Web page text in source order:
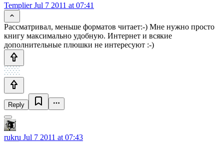
TemplierJul 7 2011 at 07:41
Рассматривал, меньше форматов читает:-) Мне нужно просто
книгу максимально удобную. Интернет и всякие
дополнительные плюшки не интересуют :-)
Reply
rukru Jul 7 2011 at 07:43